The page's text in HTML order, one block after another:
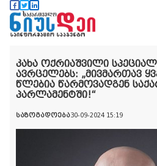
კახა ოქრიაშვილი
ავრცელებს: „მივმართავ
წლებია წარმოვადგენ
პარლამენტში!“
საზოგადოება30-09-2024 15:19